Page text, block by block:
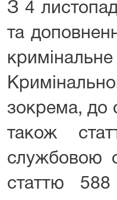
З 4
та
зокрема, до
також
службовою
статтю